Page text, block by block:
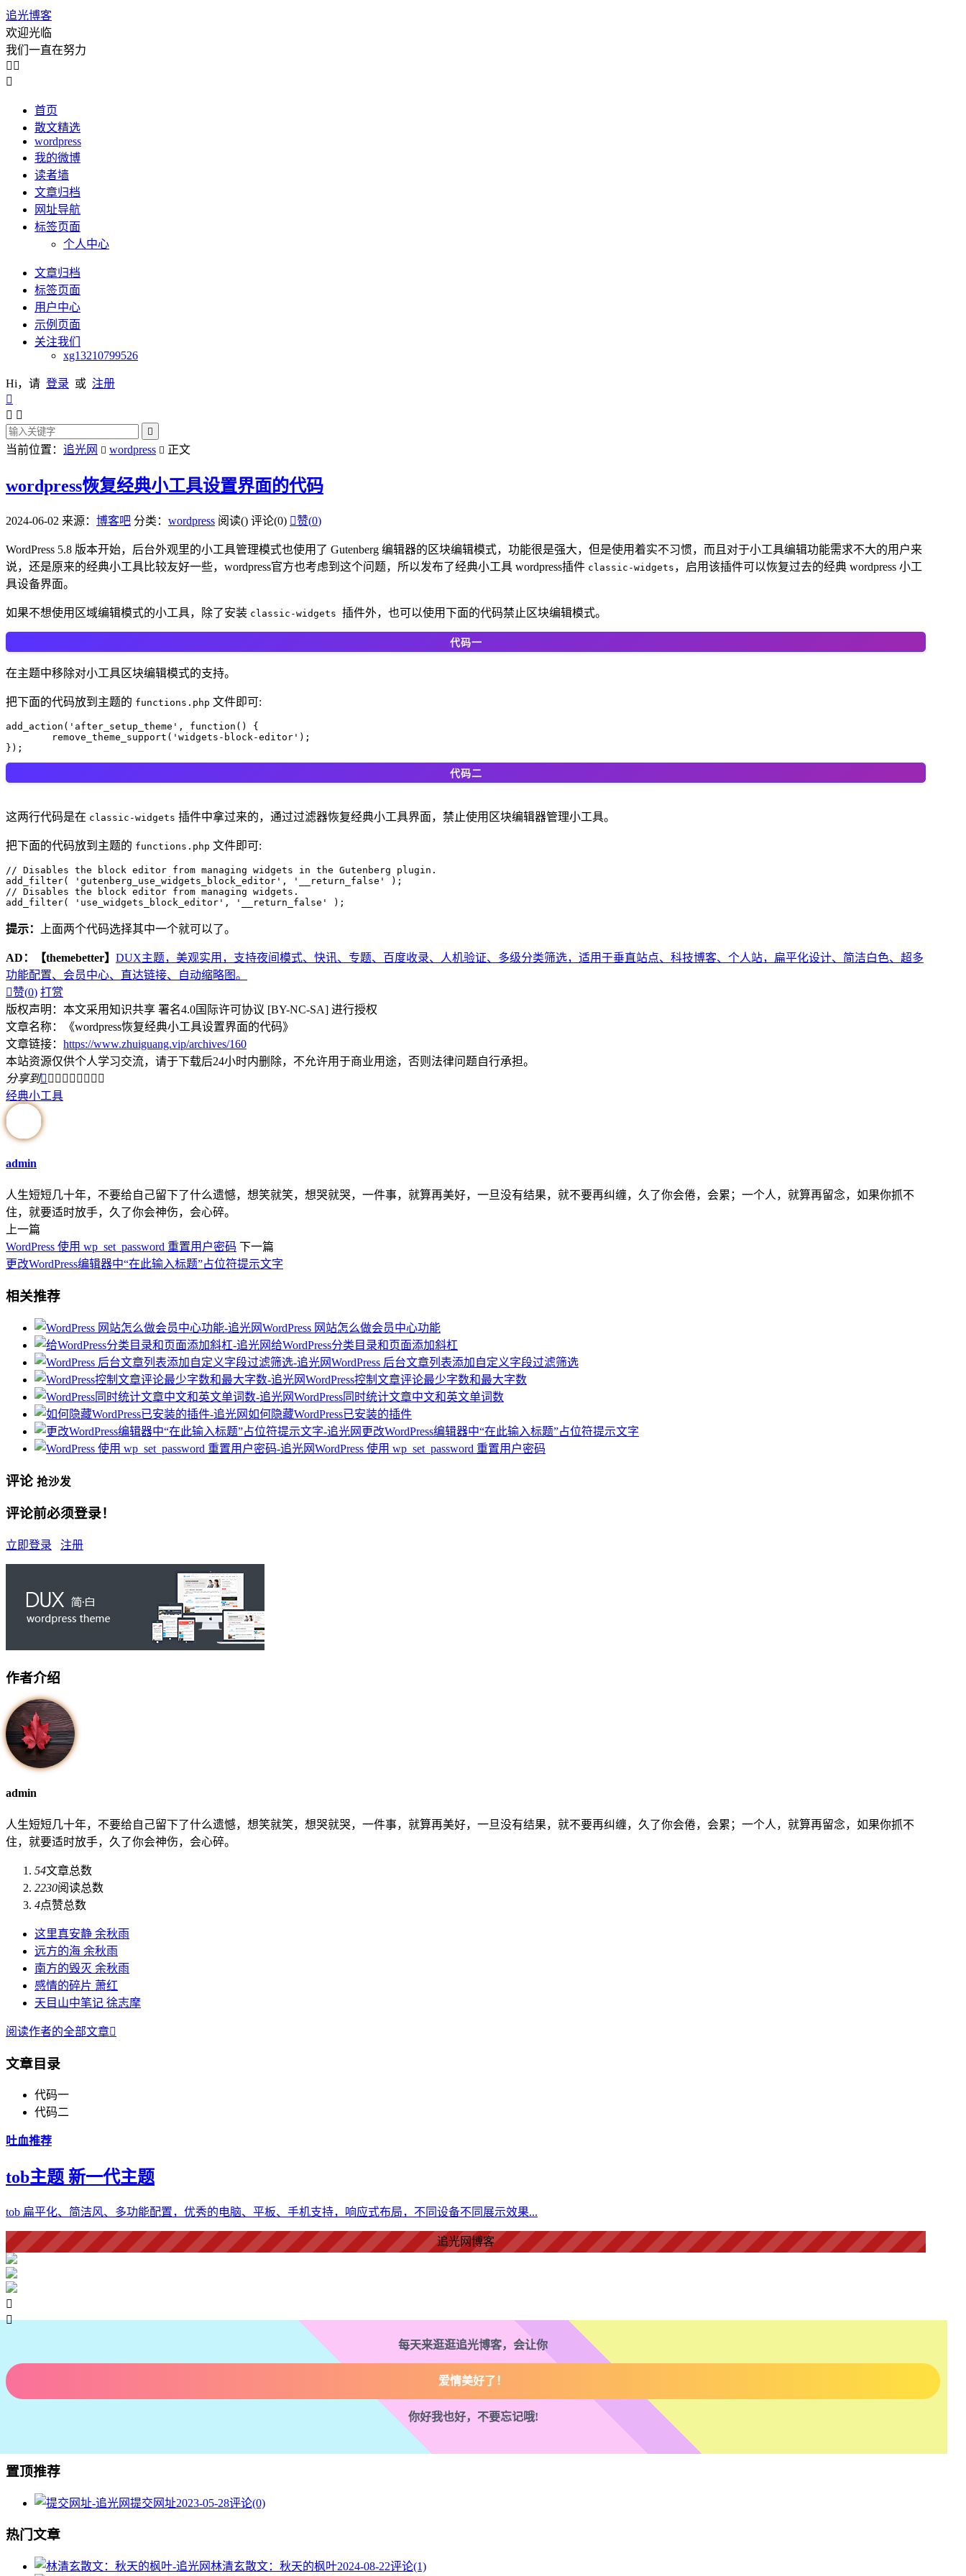
追光博客
欢迎光临
我们一直在努力
 

首页
散文精选
wordpress
我的微博
读者墙
文章归档
网址导航
标签页面
个人中心
文章归档
标签页面
用户中心
示例页面
关注我们
xg13210799526
Hi，请 登录 或 注册

 

当前位置： 追光网  wordpress  正文
wordpress恢复经典小工具设置界面的代码
2024-06-02 来源： 博客吧 分类： wordpress 阅读() 评论(0) 赞(0)
WordPress 5.8 版本开始，后台外观里的小工具管理模式也使用了 Gutenberg 编辑器的区块编辑模式，功能很是强大，但是使用着实不习惯，而且对于小工具编辑功能需求不大的用户来
说，还是原来的经典小工具比较友好一些，wordpress官方也考虑到这个问题，所以发布了经典小工具 wordpress插件 classic-widgets ，启用该插件可以恢复过去的经典 wordpress 小工
具设备界面。
如果不想使用区域编辑模式的小工具，除了安装 classic-widgets 插件外，也可以使用下面的代码禁止区块编辑模式。
代码一
在主题中移除对小工具区块编辑模式的支持。
把下面的代码放到主题的 functions.php 文件即可:
add_action('after_setup_theme', function() {
});
代码二
这两行代码是在 classic-widgets 插件中拿过来的，通过过滤器恢复经典小工具界面，禁止使用区块编辑器管理小工具。
把下面的代码放到主题的 functions.php 文件即可:
// Disables the block editor from managing widgets in the Gutenberg plugin.
add_filter( 'gutenberg_use_widgets_block_editor', '__return_false' );
// Disables the block editor from managing widgets.
add_filter( 'use_widgets_block_editor', '__return_false' );
提示： 上面两个代码选择其中一个就可以了。
AD： 【themebetter】 DUX主题，美观实用，支持夜间模式、快讯、专题、百度收录、人机验证、多级分类筛选，适用于垂直站点、科技博客、个人站，扁平化设计、简洁白色、超多
功能配置、会员中心、直达链接、自动缩略图。
赞(0) 打赏
版权声明：本文采用知识共享 署名4.0国际许可协议 [BY-NC-SA] 进行授权
文章名称：《wordpress恢复经典小工具设置界面的代码》
文章链接： https://www.zhuiguang.vip/archives/160
本站资源仅供个人学习交流，请于下载后24小时内删除，不允许用于商业用途，否则法律问题自行承担。
分享到        
经典小工具
admin
人生短短几十年，不要给自己留下了什么遗憾，想笑就笑，想哭就哭，一件事，就算再美好，一旦没有结果，就不要再纠缠，久了你会倦，会累；一个人，就算再留念，如果你抓不
住，就要适时放手，久了你会神伤，会心碎。
上一篇
WordPress 使用 wp_set_password 重置用户密码 下一篇
更改WordPress编辑器中“在此输入标题”占位符提示文字
相关推荐
WordPress 网站怎么做会员中心功能
给WordPress分类目录和页面添加斜杠
WordPress 后台文章列表添加自定义字段过滤筛选
WordPress控制文章评论最少字数和最大字数
WordPress同时统计文章中文和英文单词数
如何隐藏WordPress已安装的插件
更改WordPress编辑器中“在此输入标题”占位符提示文字
WordPress 使用 wp_set_password 重置用户密码
评论 抢沙发
评论前必须登录！
立即登录 注册
作者介绍
admin
人生短短几十年，不要给自己留下了什么遗憾，想笑就笑，想哭就哭，一件事，就算再美好，一旦没有结果，就不要再纠缠，久了你会倦，会累；一个人，就算再留念，如果你抓不
住，就要适时放手，久了你会神伤，会心碎。
54文章总数
2230阅读总数
4点赞总数
这里真安静 余秋雨
远方的海 余秋雨
南方的毁灭 余秋雨
感情的碎片 萧红
天目山中笔记 徐志摩
阅读作者的全部文章
文章目录
代码一
代码二
吐血推荐
tob主题 新一代主题
tob 扁平化、简洁风、多功能配置，优秀的电脑、平板、手机支持，响应式布局，不同设备不同展示效果...
追光网博客


每天来逛逛追光博客，会让你
心情舒畅了！
腰也不酸了！
工作也轻松了！
你好我也好，不要忘记哦!
置顶推荐
提交网址2023-05-28评论(0)
热门文章
林清玄散文：秋天的枫叶2024-08-22评论(1)